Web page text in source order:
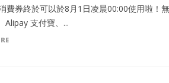
費券終於可以於8月1日凌晨00:00使用啦！
Alipay 支付寶、...